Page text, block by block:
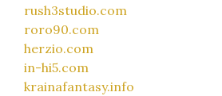
rush3studio.com
roro90.com
herzio.com
in-hi5.com
krainafantasy.info